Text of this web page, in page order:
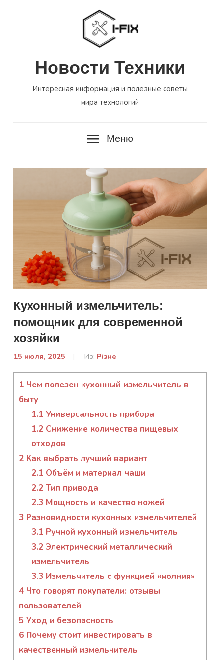
Новости Техники
Интересная информация и полезные советы
мира технологий
Меню
Кухонный измельчитель:
помощник для современной
хозяйки
15 июля, 2025
От:
Юлія
Из: Різне
1 Чем полезен кухонный измельчитель в
быту
1.1Универсальность прибора
1.2Снижение количества пищевых
отходов
2 Как выбрать лучший вариант
2.1Объём и материал чаши
2.2Тип привода
2.3 Мощность и качество ножей
3 Разновидности кухонных измельчителей
3.1Ручной кухонный измельчитель
3.2Электрический металлический
измельчитель
3.3 Измельчитель с функцией «молния»
4 Что говорят покупатели: отзывы
пользователей
5 Уход и безопасность
6 Почему стоит инвестировать в
качественный измельчитель